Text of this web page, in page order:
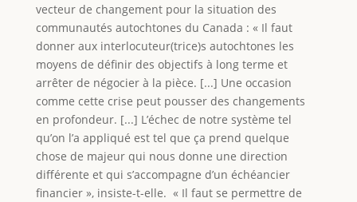
vecteur de changement pour la situation des
communautés autochtones du Canada : « Il faut
donner aux interlocuteur(trice)s autochtones les
moyens de définir des objectifs à long terme et
arrêter de négocier à la pièce. [...] Une occasion
comme cette crise peut pousser des changements
en profondeur. [...] L’échec de notre système tel
qu’on l’a appliqué est tel que ça prend quelque
chose de majeur qui nous donne une direction
différente et qui s’accompagne d’un échéancier
financier », insiste-t-elle. « Il faut se permettre de